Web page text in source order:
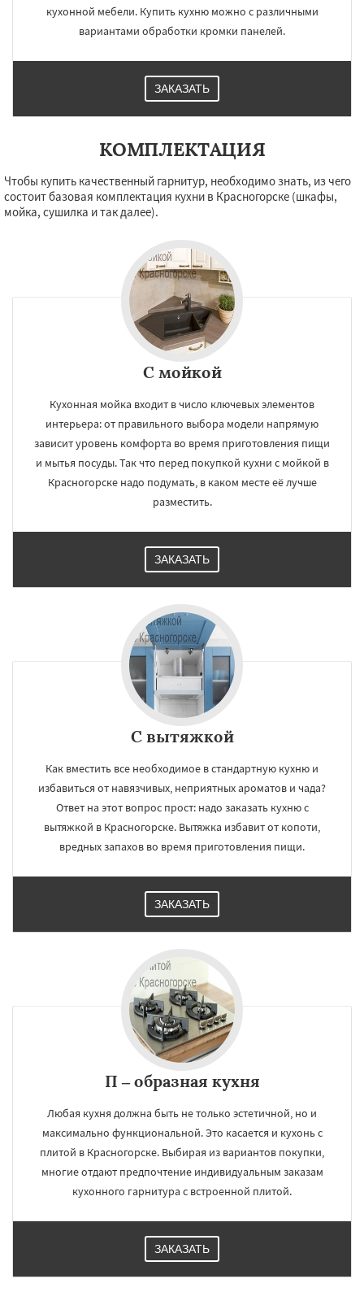
кухонной мебели. Купить кухню можно с различными
вариантами обработки кромки панелей.
ЗАКАЗАТЬ
КОМПЛЕКТАЦИЯ
Чтобы купить качественный гарнитур, необходимо знать, из чего
состоит базовая комплектация кухни в Красногорске (шкафы,
мойка, сушилка и так далее).
С мойкой
Кухонная мойка входит в число ключевых элементов
интерьера: от правильного выбора модели напрямую
зависит уровень комфорта во время приготовления пищи
и мытья посуды. Так что перед покупкой кухни с мойкой в
Красногорске надо подумать, в каком месте её лучше
разместить.
ЗАКАЗАТЬ
С вытяжкой
Как вместить все необходимое в стандартную кухню и
избавиться от навязчивых, неприятных ароматов и чада?
Ответ на этот вопрос прост: надо заказать кухню с
вытяжкой в Красногорске. Вытяжка избавит от копоти,
вредных запахов во время приготовления пищи.
ЗАКАЗАТЬ
П – образная кухня
Любая кухня должна быть не только эстетичной, но и
максимально функциональной. Это касается и кухонь с
плитой в Красногорске. Выбирая из вариантов покупки,
многие отдают предпочтение индивидуальным заказам
кухонного гарнитура с встроенной плитой.
ЗАКАЗАТЬ